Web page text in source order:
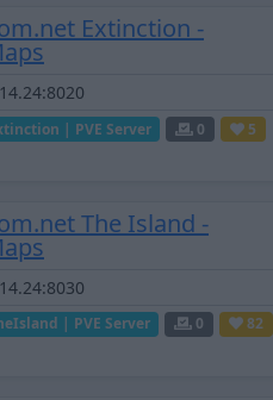
Extinction -
| PVE Server 0
5
The Island -
| PVE Server 0
82